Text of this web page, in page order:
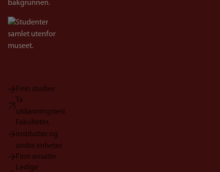
Bilde
Finn studier
Ta
utdanningstest
Fakulteter,
institutter og
andre enheter
Finn ansatte
Ledige